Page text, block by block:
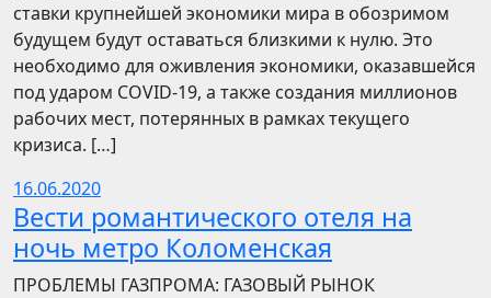
ставки крупнейшей экономики мира в обозримом
будущем будут оставаться близкими к нулю. Это
необходимо для оживления экономики, оказавшейся
под ударом COVID-19, а также создания миллионов
рабочих мест, потерянных в рамках текущего
кризиса. […]
16.06.2020
Вести романтического отеля на
ночь метро Коломенская
ПРОБЛЕМЫ ГАЗПРОМА: ГАЗОВЫЙ РЫНОК